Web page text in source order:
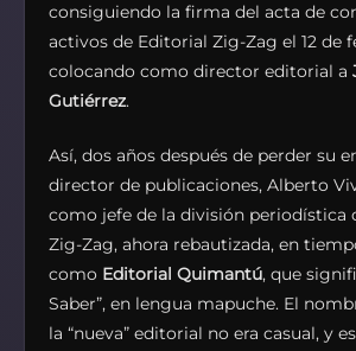
consiguiendo la firma del acta de
activos de Editorial Zig-Zag el 12 de
colocando como director editorial a
Gutiérrez.
Así, dos años después de perder su
director de publicaciones, Alberto
como jefe de la división periodística
Zig-Zag, ahora rebautizada, en
como Editorial Quimantú, que
Saber”, en lengua mapuche. El
la “nueva” editorial no era casual, y